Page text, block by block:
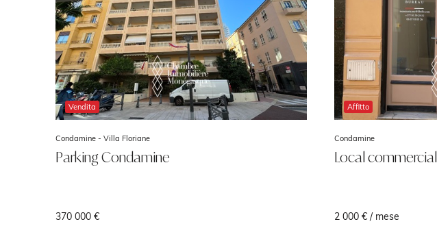
Vendita
Condamine - Villa Floriane
Parking Condamine
370 000 €
Affitto
Condamine
Local commercial
2 000 € / mese